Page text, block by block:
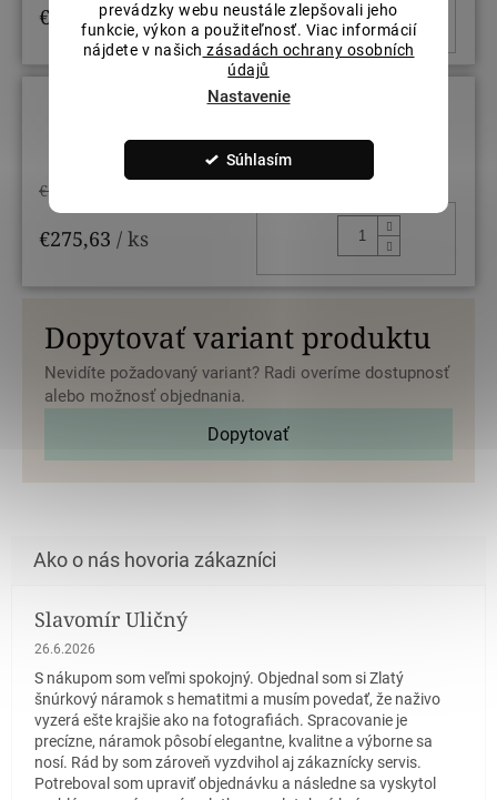
prevádzky webu neustále zlepšovali jeho
funkcie, výkon a použiteľnosť. Viac informácií
nájdete v našich zásadách ochrany osobních
údajů
Nastavenie
Súhlasím
€275,63/ ks
€324,27
€275,63 / ks
Dopytovať variant produktu
Nevidíte požadovaný variant? Radi overíme dostupnosť
alebo možnosť objednania.
Dopytovať
Slavomír Uličný
Hodnotenie obchodu je 5 z 5 hviezdičiek.
26.6.2026
S nákupom som veľmi spokojný. Objednal som si Zlatý
šnúrkový náramok s hematitmi a musím povedať, že naživo
vyzerá ešte krajšie ako na fotografiách. Spracovanie je
precízne, náramok pôsobí elegantne, kvalitne a výborne sa
nosí. Rád by som zároveň vyzdvihol aj zákaznícky servis.
Potreboval som upraviť objednávku a následne sa vyskytol